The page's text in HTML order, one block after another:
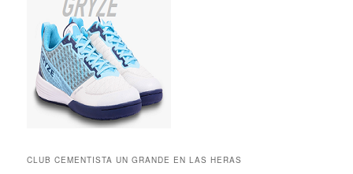
CLUB CEMENTISTA UN GRANDE EN LAS HERAS